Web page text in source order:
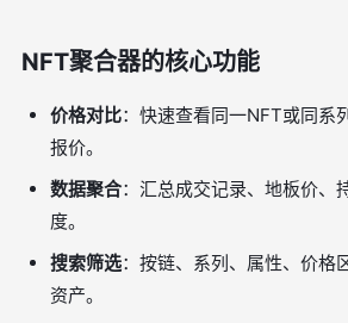
NFT聚合器的核心功能
价格对比：快速查看同一NFT或同系
报价。
数据聚合：汇总成交记录、地板价、
度。
搜索筛选：按链、系列、属性、价格
资产。